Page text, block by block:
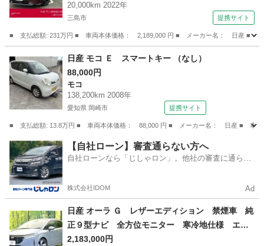
Ｃ パワーウィンドウ ＡＷ キーレスエントリ
ー 盗難防止 ＡＢＳ パワステ オートエアコ
ン カーテンエアバック （検9.4）
20,000km 2022年
三島市 提携サイト
■ 支払総額: 231万円 ■ 車両本体価格： 2,189,000 円 ■ メーカー名： 日産 ■
日産
日産 モコ Ｅ スマートキー （なし）
88,000円
モコ
138,200km 2008年
愛知県 岡崎市 提携サイト
■ 支払総額: 13.8万円 ■ 車両本体価格： 88,000 円 ■ メーカー名： 日産 ■
愛知 岡崎市 モコ
【自社ローン】審査通らない方へ
自社ローンなら「じしゃロン」。他社の審査に通らな
株式会社IDOM Ad
日産 オーラ Ｇ レザーエディション 禁煙車 純
正９型ナビ 全方位モニター 寒冷地仕様 エマ
ージェンシーブレーキ プロパイロット ＢＳ
2,183,000円